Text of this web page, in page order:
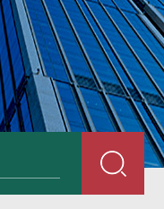
带检重报警输送线75kg